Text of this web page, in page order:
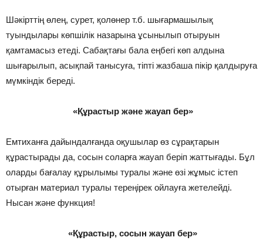
Шәкірттің өлең, сурет, қолөнер т.б. шығармашылық
туындылары көпшілік назарына ұсынылып отыруын
қамтамасыз етеді. Сабақтағы бала еңбегі көп алдына
шығарылып, асықпай танысуға, тіпті жазбаша пікір қалдыруға
мүмкіндік береді.
«Құрастыр және жауап бер»
Емтиханға дайындалғанда оқушылар өз сұрақтарын
құрастырады да, сосын соларға жауап беріп жаттығады. Бұл
оларды бағалау құрылымы туралы және өзі жұмыс істеп
отырған материал туралы тереңірек ойлауға жетелейді.
Нысан және функция!
«Құрастыр, сосын жауап бер»